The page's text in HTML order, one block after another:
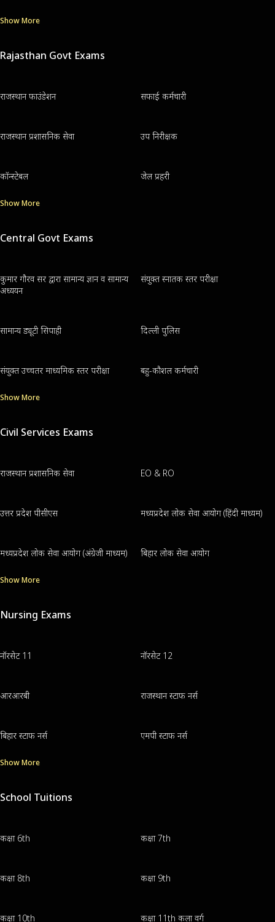
Show More
Rajasthan Govt Exams
राजस्थान फाउंडेशन सफाई कर्मचारी
राजस्थान प्रशासनिक सेवा उप निरीक्षक
कॉन्स्टेबल जेल प्रहरी
Show More
Central Govt Exams
कुमार गौरव सर द्वारा सामान्य ज्ञान व सामान्य
अध्ययन
संयुक्त स्नातक स्तर परीक्षा
सामान्य ड्यूटी सिपाही दिल्ली पुलिस
संयुक्त उच्चतर माध्यमिक स्तर परीक्षा बहु-कौशल कर्मचारी
Show More
Civil Services Exams
राजस्थान प्रशासनिक सेवा EO & RO
उत्तर प्रदेश पीसीएस मध्यप्रदेश लोक सेवा आयोग (हिंदी माध्यम)
मध्यप्रदेश लोक सेवा आयोग (अंग्रेजी माध्यम) बिहार लोक सेवा आयोग
Show More
Nursing Exams
नॉरसेट 11 नॉरसेट 12
आरआरबी राजस्थान स्टाफ नर्स
बिहार स्टाफ नर्स एमपी स्टाफ नर्स
Show More
School Tuitions
कक्षा 6th कक्षा 7th
कक्षा 8th कक्षा 9th
कक्षा 10th कक्षा 11th कला वर्ग